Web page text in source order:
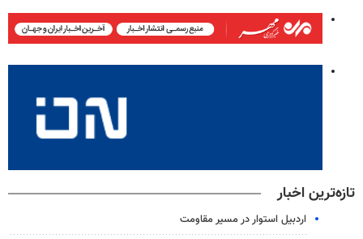
تازه‌ترین اخبار
اردبیل استوار در مسیر مقاومت